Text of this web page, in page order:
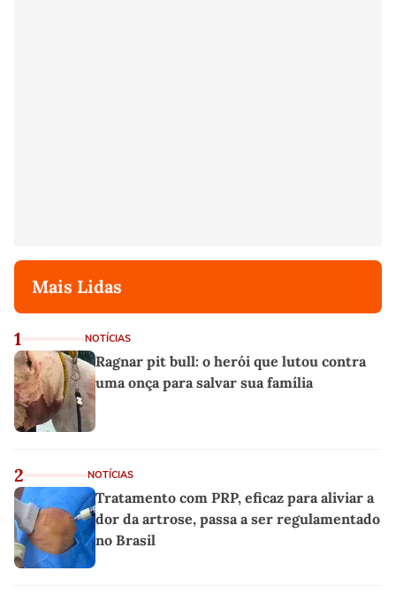
Mais Lidas
1 NOTÍCIAS
Ragnar pit bull: o herói que lutou contra
uma onça para salvar sua família
2 NOTÍCIAS
Tratamento com PRP, eficaz para aliviar a
dor da artrose, passa a ser regulamentado
no Brasil